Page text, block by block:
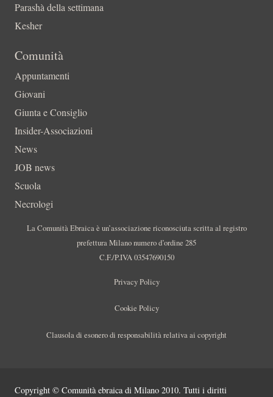
Parashà della settimana
Kesher
Comunità
Appuntamenti
Giovani
Giunta e Consiglio
Insider-Associazioni
News
JOB news
Scuola
Necrologi
La Comunità Ebraica è un’associazione riconosciuta scritta al registro
prefettura Milano numero d’ordine 285
C.F./P.IVA 03547690150
Privacy Policy
Cookie Policy
Clausola di esonero di responsabilità relativa ai copyright
Copyright © Comunità ebraica di Milano 2010. Tutti i diritti